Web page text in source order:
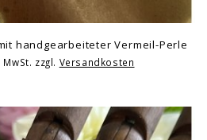
handgearbeiteter Vermeil-Perle
zzgl. Versandkosten